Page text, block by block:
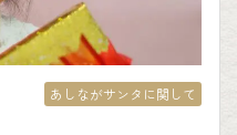
あしながサンタに関して